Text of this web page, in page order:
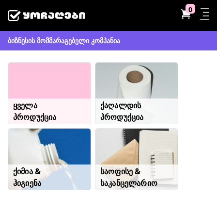
0
ბიზნესის მომმარაგებელი კომპანია
ყველა
პროდუქცია
ქაღალდის
პროდუქცია
ქიმია &
ჰიგიენა
საოფისე &
საკანცელარიო